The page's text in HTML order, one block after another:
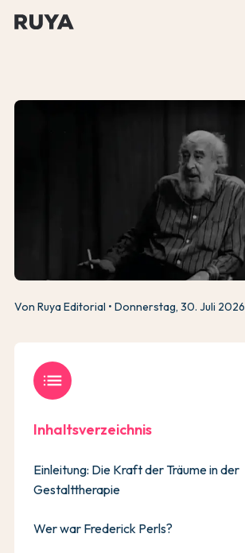
Von Ruya Editorial Donnerstag, 30. Juli 2026
list
Inhaltsverzeichnis
Einleitung: Die Kraft der Träume in der
Gestalttherapie
Wer war Frederick Perls?